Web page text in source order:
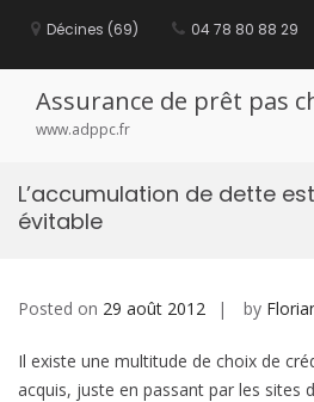
p
Décines (69) 04 78 80 88 29
Assurance de prêt pas
www.adppc.fr
L’accumulation de dette
évitable
Posted on 29 août 2012 by
Il existe une multitude de choix de
acquis, juste en passant par les sites